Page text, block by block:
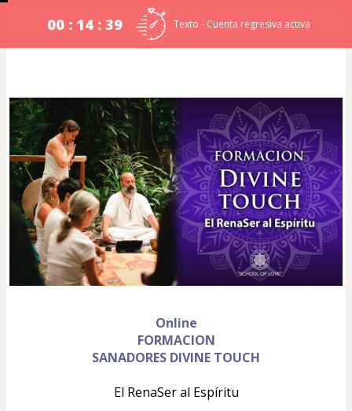
00 : 14 : 39 Texto - Cuenta regresiva activa
Online
FORMACION
SANADORES DIVINE TOUCH
El RenaSer al Espíritu